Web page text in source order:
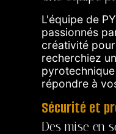
L'équipe de
passionnés
créativité
recherchiez
répondre à
Sécurité et
Des mise en